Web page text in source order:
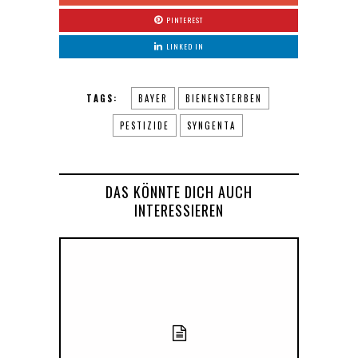
PINTEREST
LINKED IN
TAGS: BAYER BIENENSTERBEN
PESTIZIDE SYNGENTA
DAS KÖNNTE DICH AUCH
INTERESSIEREN